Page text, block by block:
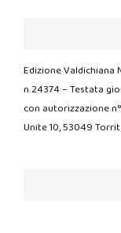
Edizione Valdichiana
n.24374 – Testata
con autorizzazione
Unite 10, 53049